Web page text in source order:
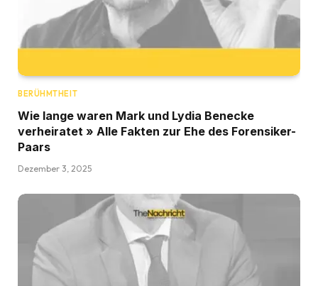
BERÜHMTHEIT
Wie lange waren Mark und Lydia Benecke
verheiratet » Alle Fakten zur Ehe des Forensiker-
Paars
Dezember 3, 2025